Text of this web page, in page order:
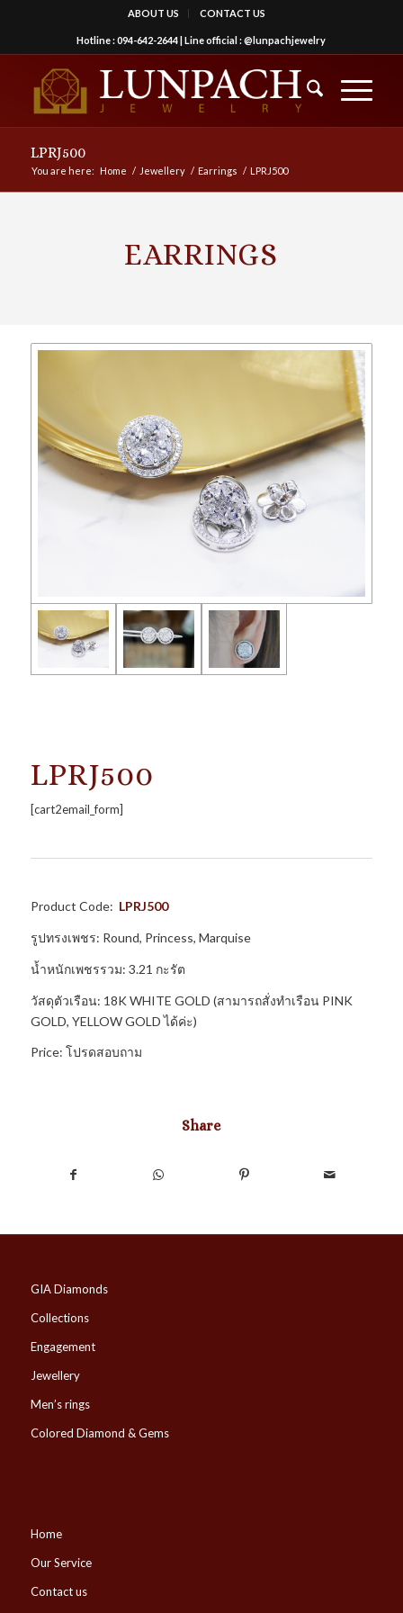
ABOUT US CONTACT US
Hotline :094-642-2644| Line official :@lunpachjewelry
LPRJ500
You are here: Home / Jewellery / Earrings / LPRJ500
EARRINGS
LPRJ500
[cart2email_form]
Product Code: LPRJ500
รูปทรงเพชร: Round, Princess, Marquise
น้ำหนักเพชรรวม: 3.21 กะรัต
วัสดุตัวเรือน: 18K WHITE GOLD (สามารถสั่งทำเรือน PINK
GOLD, YELLOW GOLD ได้ค่ะ)
Price: โปรดสอบถาม
Share
GIA Diamonds
Collections
Engagement
Jewellery
Men’s rings
Colored Diamond & Gems
Home
Our Service
Contact us